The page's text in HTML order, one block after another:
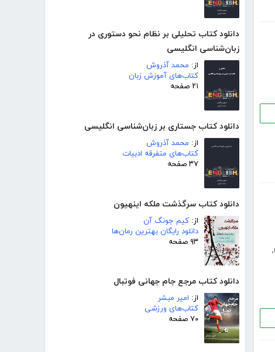
دانلود کتاب تحلیلی بر نظام نحو دستوری در
زبان‌شناسی انگلیسی
از: محمد آذروش
کتاب‌های آموزش زبان
۲۱ صفحه
دانلود کتاب جستاری بر زبان‌شناسی انگلیسی
از: محمد آذروش
کتاب‌های متفرقه ادبیات
۳۷ صفحه
دانلود کتاب سرگذشت ملکه اینهیون
از: کیم جونگ آن
دانلود رایگان بهترین رمان‌ها
۹۳ صفحه
دانلود کتاب مرجع جام جهانی فوتبال
از: امیر مبشر
کتاب‌های ورزشی
۷۰ صفحه
،